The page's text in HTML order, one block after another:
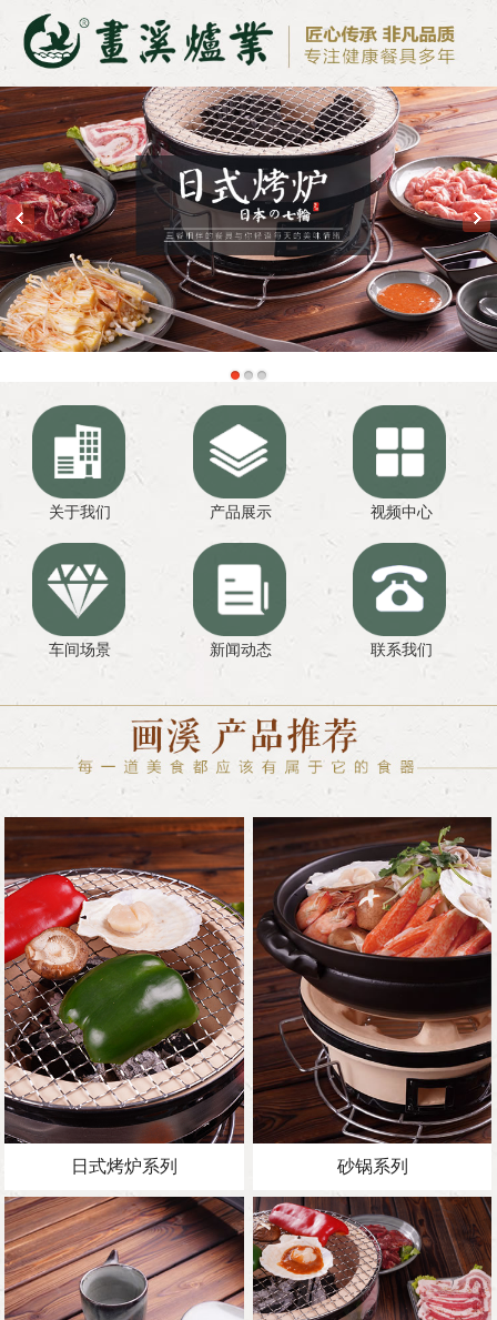
关于我们 产品展示 视频中心
车间场景 新闻动态 联系我们
日式烤炉系列 砂锅系列